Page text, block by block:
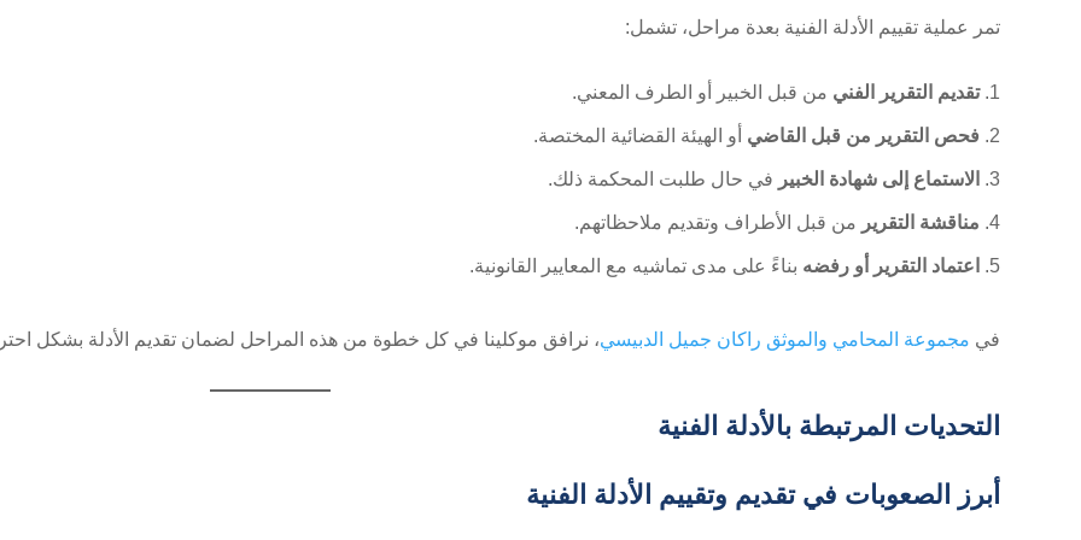
تمر عملية تقييم الأدلة الفنية بعدة مراحل، تشمل:
تقديم التقرير الفني من قبل الخبير أو الطرف المعني.
فحص التقرير من قبل القاضي أو الهيئة القضائية المختصة.
الاستماع إلى شهادة الخبير في حال طلبت المحكمة ذلك.
مناقشة التقرير من قبل الأطراف وتقديم ملاحظاتهم.
اعتماد التقرير أو رفضه بناءً على مدى تماشيه مع المعايير القانونية.
في مجموعة المحامي والموثق راكان جميل الدبيسي، نرافق موكلينا في كل خطوة من هذه المراحل لضمان تقديم الأدلة بشكل
التحديات المرتبطة بالأدلة الفنية
أبرز الصعوبات في تقديم وتقييم الأدلة الفنية